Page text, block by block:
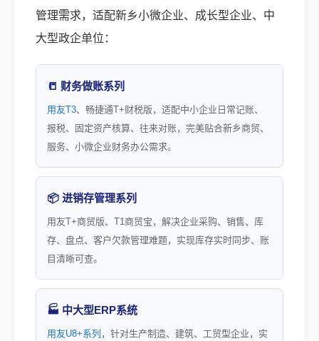
管理需求，适配新乡小微企业、成长型企业、中
大型政企单位：
📒 财务做账系列
用友T3、畅捷通T+财税版，适配中小企业日常记账、
报税、固定资产核算、往来对账，完美贴合新乡商贸、
服务、小微企业财务办公需求。
📦 进销存管理系列
用友T+商贸版、T1商贸宝，解决企业采购、销售、库
存、盘点、客户欠款管理难题，实现库存实时同步、账
目清晰可查。
🏭 中大型ERP系统
用友U8+系列 ，针对生产制造、建筑、工贸型企业，实